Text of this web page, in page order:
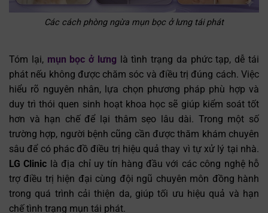
Các cách phòng ngừa mụn bọc ở lưng tái phát
Tóm lại, mụn bọc ở lưng là tình trạng da phức tạp, dễ tái
phát nếu không được chăm sóc và điều trị đúng cách. Việc
hiểu rõ nguyên nhân, lựa chọn phương pháp phù hợp và
duy trì thói quen sinh hoạt khoa học sẽ giúp kiểm soát tốt
hơn và hạn chế để lại thâm sẹo lâu dài. Trong một số
trường hợp, người bệnh cũng cần được thăm khám chuyên
sâu để có phác đồ điều trị hiệu quả thay vì tự xử lý tại nhà.
LG Clinic là địa chỉ uy tín hàng đầu với các công nghệ hỗ
trợ điều trị hiện đại cùng đội ngũ chuyên môn đồng hành
trong quá trình cải thiện da, giúp tối ưu hiệu quả và hạn
chế tình trạng mụn tái phát.